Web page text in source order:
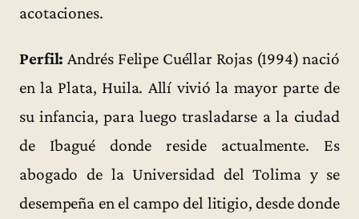
acotaciones.
Perfil: Andrés Felipe Cuéllar Rojas (1994) nació
en la Plata, Huila. Allí vivió la mayor parte de
su infancia, para luego trasladarse a la ciudad
de Ibagué donde reside actualmente. Es
abogado de la Universidad del Tolima y se
desempeña en el campo del litigio, desde donde